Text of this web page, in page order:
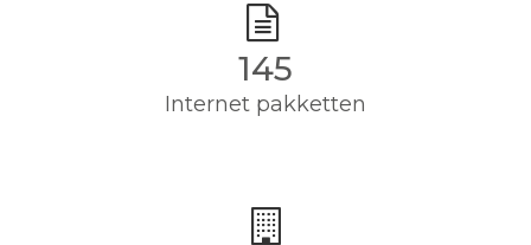
145
Internet pakketten